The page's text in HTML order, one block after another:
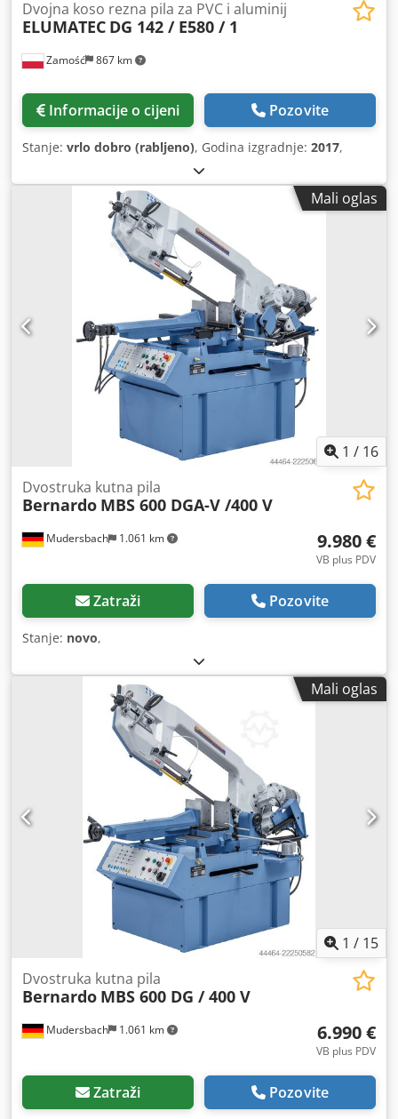
Zamość 867 km
Dvojna koso rezna pila za PVC i aluminij
ELUMATEC DG 142 / E580 / 1
Informacije o cijeni Pozovite
Stanje: vrlo dobro (rabljeno), Godina izgradnje: 2017,
Mali oglas
1 / 16
Mudersbach 1.061 km
Dvostruka kutna pila
Bernardo MBS 600 DGA-V /400 V
9.980 €
VB plus PDV
Zatraži Pozovite
Stanje: novo,
Mali oglas
1 / 15
Mudersbach 1.061 km
Dvostruka kutna pila
Bernardo MBS 600 DG / 400 V
6.990 €
VB plus PDV
Zatraži Pozovite